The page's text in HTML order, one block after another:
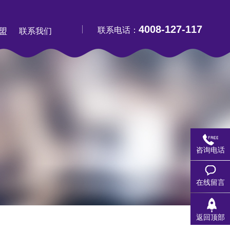
联系电话：4008-127-117
联系我们
咨询电话
在线留言
返回顶部